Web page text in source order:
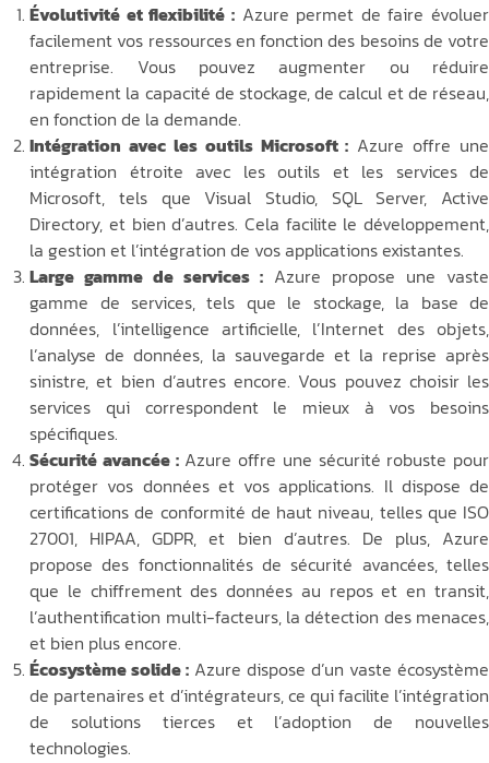
Évolutivité et flexibilité : Azure permet de faire évoluer
facilement vos ressources en fonction des besoins de votre
entreprise. Vous pouvez augmenter ou réduire
rapidement la capacité de stockage, de calcul et de réseau,
en fonction de la demande.
Intégration avec les outils Microsoft : Azure offre une
intégration étroite avec les outils et les services de
Microsoft, tels que Visual Studio, SQL Server, Active
Directory, et bien d’autres. Cela facilite le développement,
la gestion et l’intégration de vos applications existantes.
Large gamme de services : Azure propose une vaste
gamme de services, tels que le stockage, la base de
données, l’intelligence artificielle, l’Internet des objets,
l’analyse de données, la sauvegarde et la reprise après
sinistre, et bien d’autres encore. Vous pouvez choisir les
services qui correspondent le mieux à vos besoins
spécifiques.
Sécurité avancée :Azure offre une sécurité robuste pour
protéger vos données et vos applications. Il dispose de
certifications de conformité de haut niveau, telles que ISO
27001, HIPAA, GDPR, et bien d’autres. De plus, Azure
propose des fonctionnalités de sécurité avancées, telles
que le chiffrement des données au repos et en transit,
l’authentification multi-facteurs, la détection des menaces,
et bien plus encore.
Écosystème solide : Azure dispose d’un vaste écosystème
de partenaires et d’intégrateurs, ce qui facilite l’intégration
de solutions tierces et l’adoption de nouvelles
technologies.